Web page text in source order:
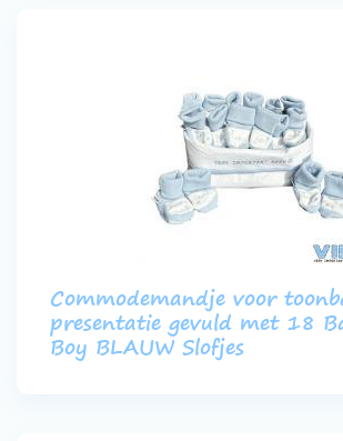
Commodemandje voor
presentatie gevuld met 18
Boy BLAUW Slofjes